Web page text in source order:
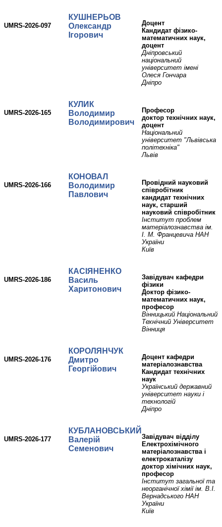
UMRS-2026-097
КУШНЕРЬОВ
Олександр
Ігорович
Доцент
Кандидат фізико-
математичних наук,
доцент
Дніпровський
національний
університет імені
Олеся Гончара
Дніпро
UMRS-2026-165
КУЛИК
Володимир
Володимирович
Професор
доктор технічних наук,
доцент
Національний
університет "Львівська
політехніка"
Львів
UMRS-2026-166
КОНОВАЛ
Володимир
Павлович
Провідний науковий
співробітник
кандидат технічних
наук, старший
науковий співробітник
Інститут проблем
матеріалознавства ім.
І. М. Францевича НАН
України
Київ
UMRS-2026-186
КАСІЯНЕНКО
Василь
Харитонович
Завідувач кафедри
фізики
Доктор фізико-
математичних наук,
професор
Вінницький Національний
Технічний Університет
Вінниця
UMRS-2026-176
КОРОЛЯНЧУК
Дмитро
Георгійович
Доцент кафедри
матеріалознавства
Кандидат технічних
наук
Український державний
університет науки і
технологій
Дніпро
UMRS-2026-177
КУБЛАНОВСЬКИЙ
Валерій
Семенович
завідувач відділу
Електрохімічного
матеріалознавства і
електрокаталізу
доктор хімічних наук,
професор
Інститут загальної та
неорганічної хімії ім. В.І.
Вернадського НАН
України
Київ